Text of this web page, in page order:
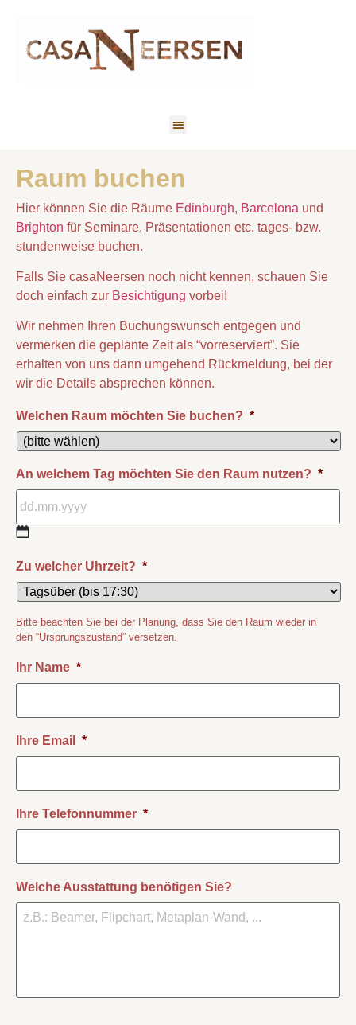
Raum buchen
Hier können Sie die Räume Edinburgh, Barcelona und
Brighton für Seminare, Präsentationen etc. tages- bzw.
stundenweise buchen.
Falls Sie casaNeersen noch nicht kennen, schauen Sie
doch einfach zur Besichtigung vorbei!
Wir nehmen Ihren Buchungswunsch entgegen und
vermerken die geplante Zeit als “vorreserviert”. Sie
erhalten von uns dann umgehend Rückmeldung, bei der
wir die Details absprechen können.
Welchen Raum möchten Sie buchen? *
An welchem Tag möchten Sie den Raum nutzen? *
Zu welcher Uhrzeit? *
Bitte beachten Sie bei der Planung, dass Sie den Raum wieder in
den “Ursprungszustand” versetzen.
Ihr Name *
Ihre Email *
Ihre Telefonnummer *
Welche Ausstattung benötigen Sie?